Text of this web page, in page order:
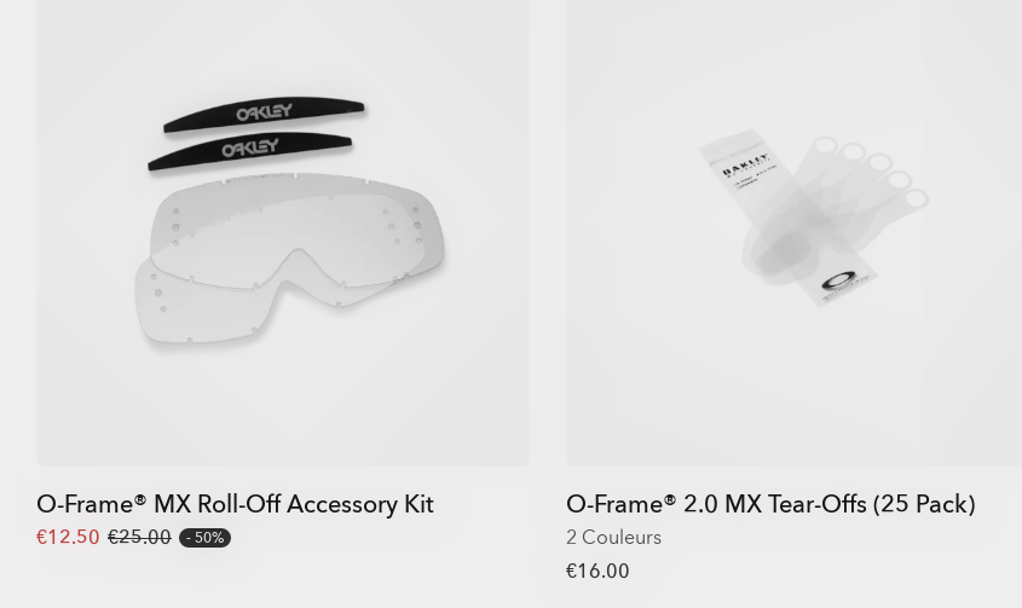
O-Frame® MX Roll-Off Accessory Kit
€12.50 €25.00 50%
O-Frame® 2.0 MX Tear-Offs (25 Pack)
2 Couleurs
€16.00